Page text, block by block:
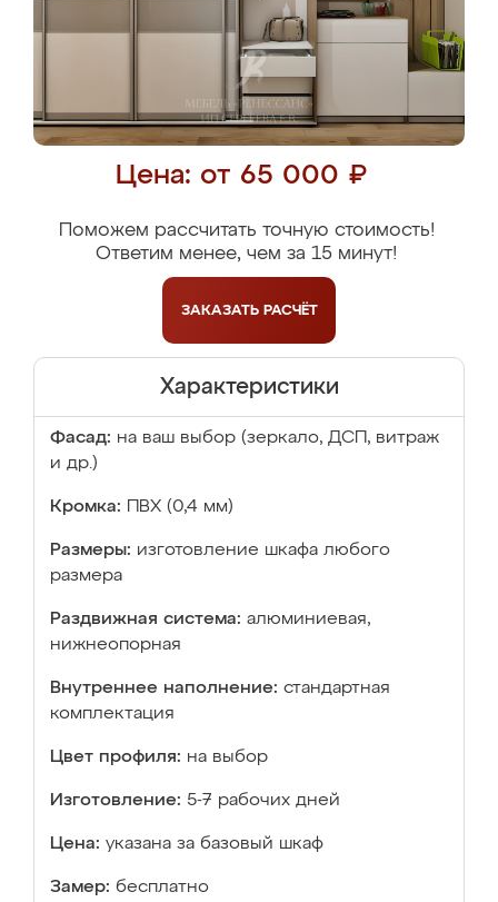
Цена: от 65 000 ₽
Поможем рассчитать точную стоимость!
Ответим менее, чем за 15 минут!
ЗАКАЗАТЬ РАСЧЁТ
Характеристики
Фасад: на ваш выбор (зеркало, ДСП, витраж
и др.)
Кромка: ПВХ (0,4 мм)
Размеры: изготовление шкафа любого
размера
Раздвижная система: алюминиевая,
нижнеопорная
Внутреннее наполнение: стандартная
комплектация
Цвет профиля: на выбор
Изготовление: 5-7 рабочих дней
Цена: указана за базовый шкаф
Замер: бесплатно